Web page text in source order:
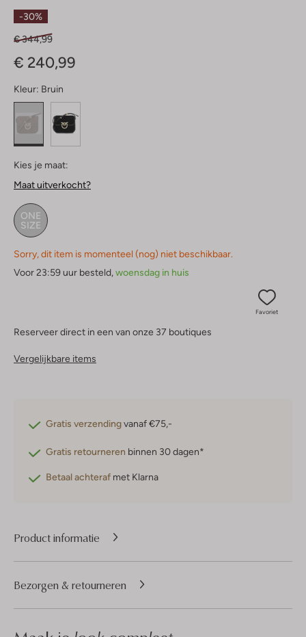
-30%
€ 344,99
€ 240,99
Kleur: Bruin
Kies je maat:
Maat uitverkocht?
ONE
SIZE
Sorry, dit item is momenteel (nog) niet beschikbaar.
Voor 23:59 uur besteld,woensdag in huis
Favoriet
Reserveer direct in een van onze 37 boutiques
Vergelijkbare items
Gratis verzendingvanaf €75,-
Gratis retourneren binnen 30 dagen*
Betaal achteraf met Klarna
Product informatie
Bezorgen & retourneren